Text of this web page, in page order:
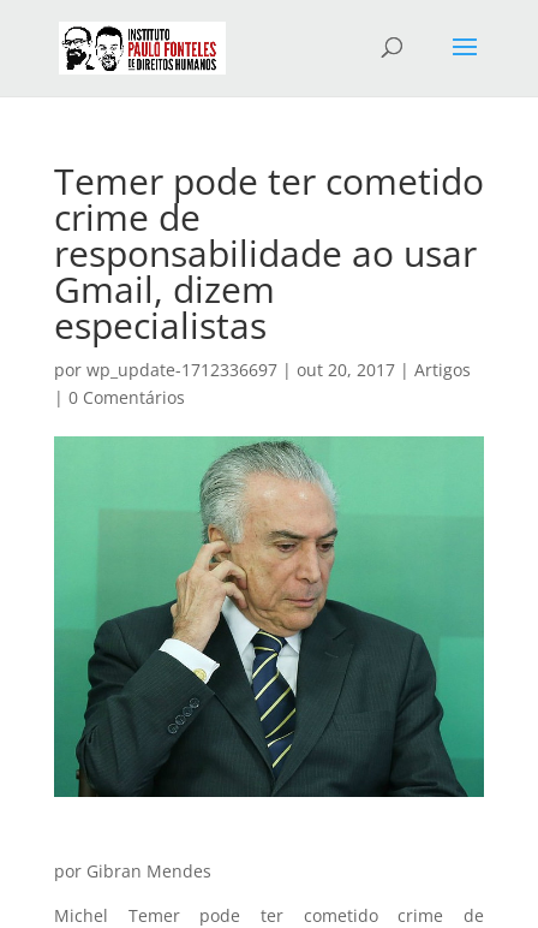
Temer pode ter cometido
crime de
responsabilidade ao usar
Gmail, dizem
especialistas
por wp_update-1712336697| out 20, 2017| Artigos
| 0 Comentários
por Gibran Mendes
Michel Temer pode ter cometido crime de